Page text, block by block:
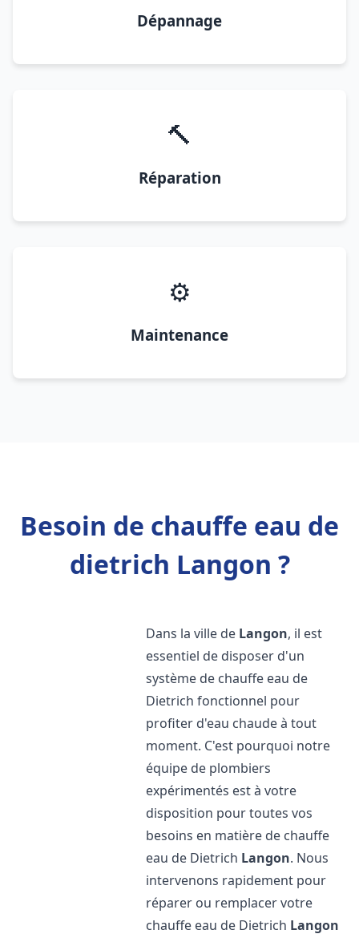
Dépannage
🔨
Réparation
⚙️
Maintenance
Besoin de chauffe eau de
dietrich Langon ?
Dans la ville de Langon, il est
essentiel de disposer d'un
système de chauffe eau de
Dietrich fonctionnel pour
profiter d'eau chaude à tout
moment. C'est pourquoi notre
équipe de plombiers
expérimentés est à votre
disposition pour toutes vos
besoins en matière de chauffe
eau de Dietrich Langon. Nous
intervenons rapidement pour
réparer ou remplacer votre
chauffe eau de Dietrich Langon